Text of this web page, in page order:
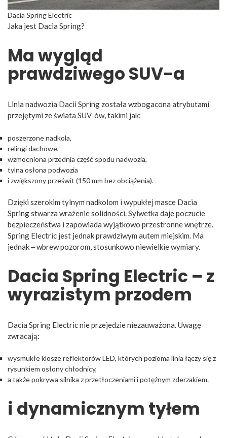
Dacia Spring Electric
Jaka jest Dacia Spring?
Ma wygląd
prawdziwego SUV-a
Linia nadwozia Dacii Spring została wzbogacona atrybutami
przejętymi ze świata SUV-ów, takimi jak:
poszerzone nadkola,
relingi dachowe,
wzmocniona przednia część spodu nadwozia,
tylna osłona podwozia
i zwiększony prześwit (150 mm bez obciążenia).
Dzięki szerokim tylnym nadkolom i wypukłej masce Dacia
Spring stwarza wrażenie solidności. Sylwetka daje poczucie
bezpieczeństwa i zapowiada wyjątkowo przestronne wnętrze.
Spring Electric jest jednak prawdziwym autem miejskim. Ma
jednak ‒ wbrew pozorom, stosunkowo niewielkie wymiary.
Dacia Spring Electric – z
wyrazistym przodem
Dacia Spring Electric nie przejedzie niezauważona. Uwagę
zwracają:
wysmukłe klosze reflektorów LED, których pozioma linia łączy się z
rysunkiem osłony chłodnicy,
a także pokrywa silnika z przetłoczeniami i potężnym zderzakiem.
i dynamicznym tyłem